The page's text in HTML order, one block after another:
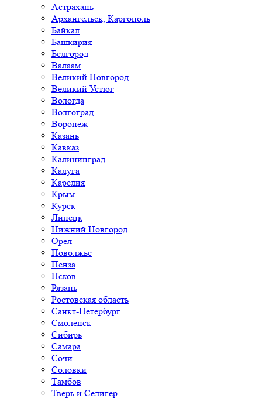
Астрахань
Архангельск, Каргополь
Байкал
Башкирия
Белгород
Валаам
Великий Новгород
Великий Устюг
Вологда
Волгоград
Воронеж
Казань
Кавказ
Калининград
Калуга
Карелия
Крым
Курск
Липецк
Нижний Новгород
Орел
Поволжье
Пенза
Псков
Рязань
Ростовская область
Санкт-Петербург
Смоленск
Сибирь
Самара
Сочи
Соловки
Тамбов
Тверь и Селигер